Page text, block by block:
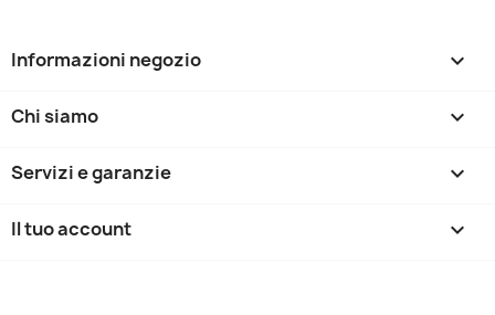
Informazioni negozio keyboard_arrow_down
Chi siamo 
Servizi e garanzie 
Il tuo account 